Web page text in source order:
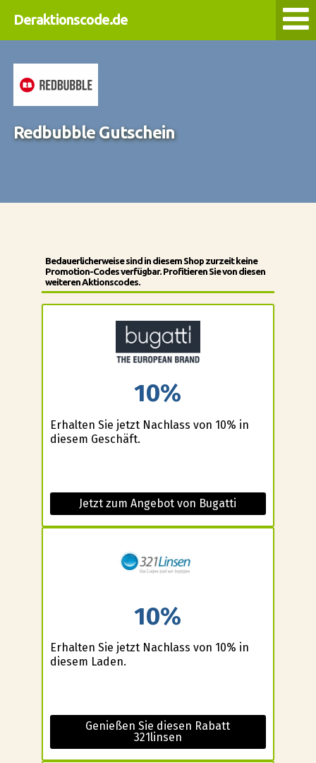
Deraktionscode.de
Redbubble Gutschein
Bedauerlicherweise sind in diesem Shop zurzeit keine
Promotion-Codes verfügbar. Profitieren Sie von diesen
weiteren Aktionscodes.
10%
Erhalten Sie jetzt Nachlass von 10% in
diesem Geschäft.
Jetzt zum Angebot von Bugatti
10%
Erhalten Sie jetzt Nachlass von 10% in
diesem Laden.
Genießen Sie diesen Rabatt
321linsen